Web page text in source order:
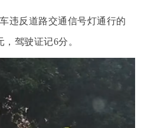
反道路交通信号灯通行的
驾驶证记6分。